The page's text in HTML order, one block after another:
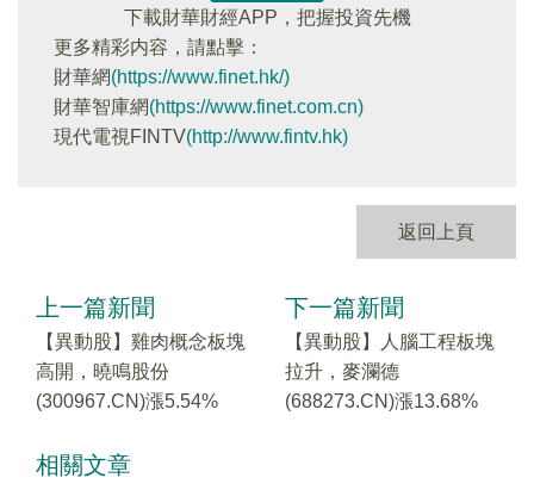
下載財華財經APP，把握投資先機
更多精彩内容，請點擊：
財華網(https://www.finet.hk/)
財華智庫網(https://www.finet.com.cn)
現代電視FINTV(http://www.fintv.hk)
返回上頁
上一篇新聞
【異動股】雞肉概念板塊
高開，曉鳴股份
(300967.CN)漲5.54%
下一篇新聞
【異動股】人腦工程板塊
拉升，麥瀾德
(688273.CN)漲13.68%
相關文章